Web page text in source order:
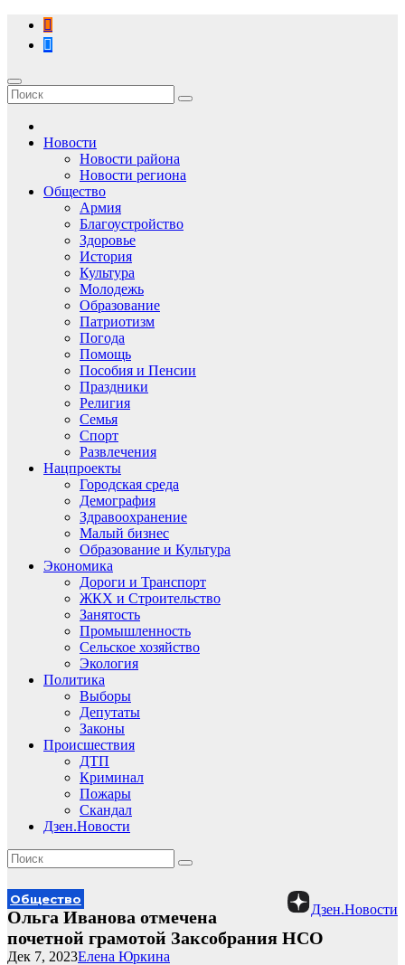
Перейти
содержимому
Новости
Новости района
Новости региона
Общество
Армия
Благоустройство
Здоровье
История
Культура
Молодежь
Образование
Патриотизм
Погода
Помощь
Пособия и Пенсии
Праздники
Религия
Семья
Спорт
Развлечения
Нацпроекты
Городская среда
Демография
Здравоохранение
Малый бизнес
Образование и Культура
Экономика
Дороги и Транспорт
ЖКХ и Строительство
Занятость
Промышленность
Сельское хозяйство
Экология
Политика
Выборы
Депутаты
Законы
Происшествия
ДТП
Криминал
Пожары
Скандал
Дзен.Новости
Дзен.Новости
Общество
Ольга Иванова отмечена
почетной грамотой Заксобрания НСО
Елена Юркина
Дек 7, 2023